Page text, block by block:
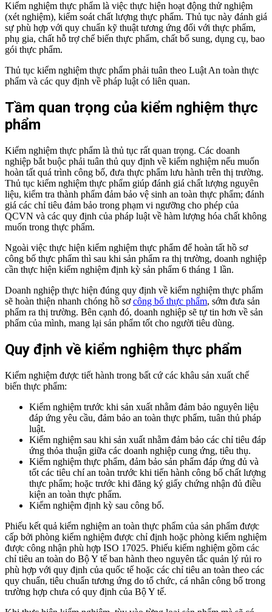
Kiểm nghiệm thực phẩm là việc thực hiện hoạt động thử nghiệm
(xét nghiệm), kiểm soát chất lượng thực phẩm. Thủ tục này đánh giá
sự phù hợp với quy chuẩn kỹ thuật tương ứng đối với thực phẩm,
phụ gia, chất hỗ trợ chế biến thực phẩm, chất bổ sung, dụng cụ, bao
gói thực phẩm.
Thủ tục kiểm nghiệm thực phẩm phải tuân theo Luật An toàn thực
phẩm và các quy định về pháp luật có liên quan.
Tầm quan trọng của kiểm nghiệm thực
phẩm
Kiểm nghiệm thực phẩm là thủ tục rất quan trọng. Các doanh
nghiệp bắt buộc phải tuân thủ quy định về kiểm nghiệm nếu muốn
hoàn tất quá trình công bố, đưa thực phẩm lưu hành trên thị trường.
Thủ tục kiểm nghiệm thực phẩm giúp đánh giá chất lượng nguyên
liệu, kiểm tra thành phẩm đảm bảo vệ sinh an toàn thực phẩm; đánh
giá các chỉ tiêu đảm bảo trong phạm vi ngưỡng cho phép của
QCVN và các quy định của pháp luật về hàm lượng hóa chất không
muốn trong thực phẩm.
Ngoài việc thực hiện kiểm nghiệm thực phẩm để hoàn tất hồ sơ
công bố thực phẩm thì sau khi sản phẩm ra thị trường, doanh nghiệp
cần thực hiện kiểm nghiệm định kỳ sản phẩm 6 tháng 1 lần.
Doanh nghiệp thực hiện đúng quy định về kiểm nghiệm thực phẩm
sẽ hoàn thiện nhanh chóng hồ sơcông bố thực phẩm, sớm đưa sản
phẩm ra thị trường. Bên cạnh đó, doanh nghiệp sẽ tự tin hơn về sản
phẩm của mình, mang lại sản phẩm tốt cho người tiêu dùng.
Quy định về kiểm nghiệm thực phẩm
Kiểm nghiệm được tiết hành trong bất cứ các khâu sản xuất chế
biến thực phẩm:
Kiểm nghiệm trước khi sản xuất nhằm đảm bảo nguyên liệu
đáp ứng yêu cầu, đảm bảo an toàn thực phẩm, tuân thủ pháp
luật.
Kiểm nghiệm sau khi sản xuất nhằm đảm bảo các chỉ tiêu đáp
ứng thỏa thuận giữa các doanh nghiệp cung ứng, tiêu thụ.
Kiểm nghiệm thực phẩm, đảm bảo sản phẩm đáp ứng đủ và
tốt các tiêu chí an toàn trước khi tiến hành công bố chất lượng
thực phẩm; hoặc trước khi đăng ký giấy chứng nhận đủ điều
kiện an toàn thực phẩm.
Kiểm nghiệm định kỳ sau công bố.
Phiếu kết quả kiểm nghiệm an toàn thực phẩm của sản phẩm được
cấp bởi phòng kiểm nghiệm được chỉ định hoặc phòng kiểm nghiệm
được công nhận phù hợp ISO 17025. Phiếu kiểm nghiệm gồm các
chỉ tiêu an toàn do Bộ Y tế ban hành theo nguyên tắc quản lý rủi ro
phù hợp với quy định của quốc tế hoặc các chỉ tiêu an toàn theo các
quy chuẩn, tiêu chuẩn tương ứng do tổ chức, cá nhân công bố trong
trường hợp chưa có quy định của Bộ Y tế.